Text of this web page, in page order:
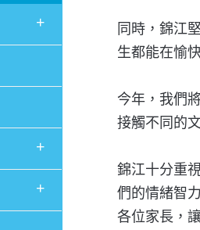
+
+
+
同時，錦江
生都能在愉
今年，我們
接觸不同的
錦江十分重
們的情緒智
各位家長，